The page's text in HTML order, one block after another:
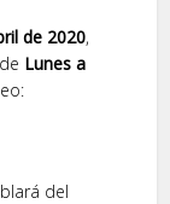
de 2020,
de Lunes a
del